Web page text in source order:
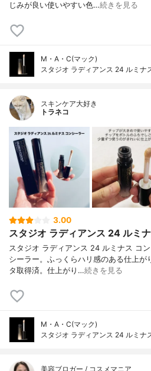
じみが良い使いやすい色…続きを見る
M・A・C(マック)
スタジオ ラディアンス 24 ルミナ
スキンケア大好き
トラネコ
3.00
スタジオ ラディアンス 24 ルミ
スタジオ ラディアンス 24 ルミナス コ
シーラー。ふっくらハリ感のある仕上
タ取得済。仕上がり…続きを見る
M・A・C(マック)
スタジオ ラディアンス 24 ルミナ
美容ブロガー / コスメマニア